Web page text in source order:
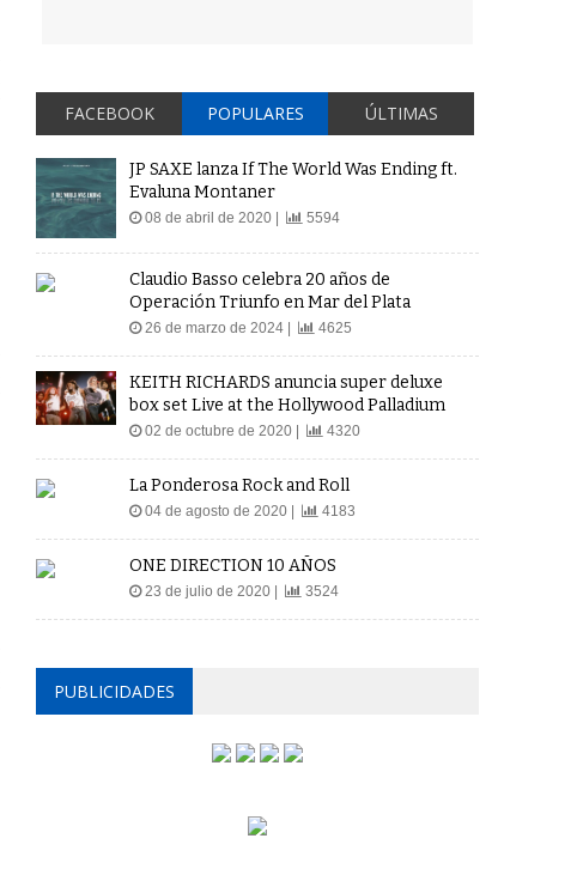
FACEBOOK POPULARES ÚLTIMAS
JP SAXE lanza If The World Was Ending ft.
Evaluna Montaner
08 de abril de 2020 | 5594
Claudio Basso celebra 20 años de
Operación Triunfo en Mar del Plata
26 de marzo de 2024 | 4625
KEITH RICHARDS anuncia super deluxe
box set Live at the Hollywood Palladium
02 de octubre de 2020 | 4320
La Ponderosa Rock and Roll
04 de agosto de 2020 | 4183
ONE DIRECTION 10 AÑOS
23 de julio de 2020 | 3524
PUBLICIDADES